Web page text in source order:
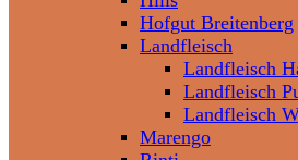
Hofgut Breitenberg
Landfleisch
Landfleisch
Landfleisch
Landfleisch
Marengo